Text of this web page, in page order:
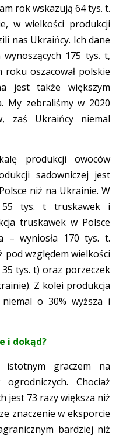
rok wskazują 64 tys. t.
w wielkości produkcji
nas Ukraińcy. Ich dane
175 tys. t,
roku oszacował polskie
jest także większym
My zebraliśmy w 2020
zaś Ukraińcy niemal
produkcji owoców
sadowniczej jest
niż na Ukrainie. W
55 tys. t truskawek i
truskawek w Polsce
– wyniosła 170 tys. t.
względem wielkości
tys. t) oraz porzeczek
Z kolei produkcja
o 30% wyższa i
i dokąd?
graczem na
Chociaż
jest 73 razy większa niż
znaczenie w eksporcie
bardziej niż